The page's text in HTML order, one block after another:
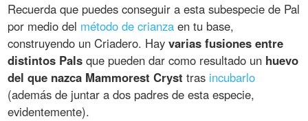
Recuerda que puedes conseguir a esta subespecie de Pal
por medio del método de crianza en tu base,
construyendo un Criadero. Hayvarias fusiones entre
distintos Pals que pueden dar como resultado un huevo
del que nazca Mammorest Cryst tras incubarlo
(además de juntar a dos padres de esta especie,
evidentemente).